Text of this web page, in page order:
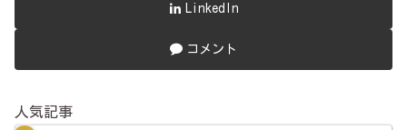
LinkedIn
コメント
人気記事